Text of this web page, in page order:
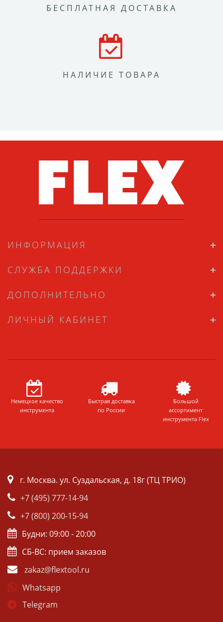
БЕСПЛАТНАЯ ДОСТАВКА
НАЛИЧИЕ ТОВАРА
ИНФОРМАЦИЯ
СЛУЖБА ПОДДЕРЖКИ
ДОПОЛНИТЕЛЬНО
ЛИЧНЫЙ КАБИНЕТ
Немецкое качество
инструмента
Быстрая доставка
по России
Большой
ассортимент
инструмента Flex
г. Москва. ул. Суздальская, д. 18г (ТЦ ТРИО)
+7 (495) 777-14-94
+7 (800) 200-15-94
Будни: 09:00 - 20:00
СБ-ВС: прием заказов
zakaz@flextool.ru
Whatsapp
Telegram